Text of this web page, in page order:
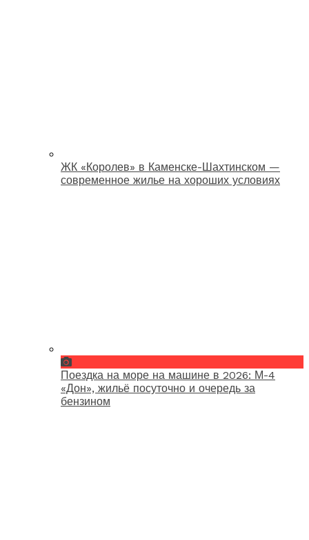
ЖК «Королев» в Каменске-Шахтинском —
современное жилье на хороших условиях
Поездка на море на машине в 2026: М-4
«Дон», жильё посуточно и очередь за
бензином